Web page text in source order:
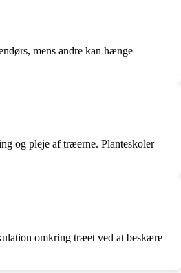
mens andre kan hænge
og pleje af træerne. Planteskoler
omkring træet ved at beskære